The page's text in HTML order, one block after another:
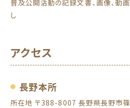
普及公開活動の記録文書、画像、動
し
アクセス
長野本所
所在地 〒388-8007 長野県長野市